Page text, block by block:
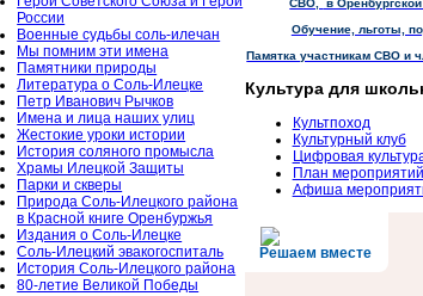
России
Военные судьбы соль-илечан
Мы помним эти имена
Памятники природы
Литература о Соль-Илецке
Петр Иванович Рычков
Имена и лица наших улиц
Жестокие уроки истории
История соляного промысла
Храмы Илецкой Защиты
Парки и скверы
Природа Соль-Илецкого района
в Красной книге Оренбуржья
Издания о Соль-Илецке
Соль-Илецкий эвакогоспиталь
История Соль-Илецкого района
80-летие Великой Победы
СВО,
в
Обучение, льготы,
Памятка участникам СВО и
Культура для
Культпоход
Культурный клуб
Цифровая
План
Афиша
Решаем вместе